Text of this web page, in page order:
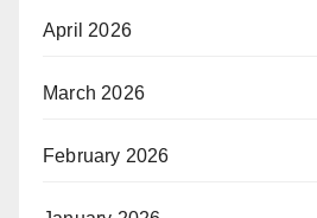
April 2026
March 2026
February 2026